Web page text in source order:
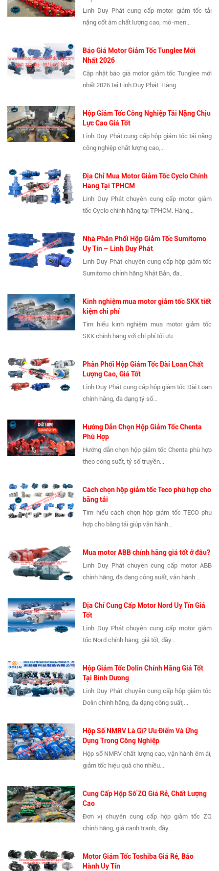
Linh Duy Phát cung cấp motor giảm tốc tải
nặng cốt âm chất lượng cao, mô-men...
Báo Giá Motor Giảm Tốc Tunglee Mới
Nhất 2026
Cập nhật báo giá motor giảm tốc Tunglee mới
nhất 2026 tại Linh Duy Phát. Hàng...
Hộp Giảm Tốc Công Nghiệp Tải Nặng Chịu
Lực Cao Giá Tốt
Linh Duy Phát cung cấp hộp giảm tốc tải nặng
công nghiệp chất lượng cao,...
Địa Chỉ Mua Motor Giảm Tốc Cyclo Chính
Hãng Tại TPHCM
Linh Duy Phát chuyên cung cấp motor giảm
tốc Cyclo chính hãng tại TPHCM. Hàng...
Nhà Phân Phối Hộp Giảm Tốc Sumitomo
Uy Tín – Linh Duy Phát
Linh Duy Phát chuyên cung cấp hộp giảm tốc
Sumitomo chính hãng Nhật Bản, đa...
Kinh nghiệm mua motor giảm tốc SKK tiết
kiệm chi phí
Tìm hiểu kinh nghiệm mua motor giảm tốc
SKK chính hãng với chi phí tối ưu....
Phân Phối Hộp Giảm Tốc Đài Loan Chất
Lượng Cao, Giá Tốt
Linh Duy Phát cung cấp hộp giảm tốc Đài Loan
chính hãng, đa dạng tỷ số...
Hướng Dẫn Chọn Hộp Giảm Tốc Chenta
Phù Hợp
Hướng dẫn chọn hộp giảm tốc Chenta phù hợp
theo công suất, tỷ số truyền...
Cách chọn hộp giảm tốc Teco phù hợp cho
băng tải
Tìm hiểu cách chọn hộp giảm tốc TECO phù
hợp cho băng tải giúp vận hành...
Mua motor ABB chính hãng giá tốt ở đâu?
Linh Duy Phát chuyên cung cấp motor ABB
chính hãng, đa dạng công suất, vận hành...
Địa Chỉ Cung Cấp Motor Nord Uy Tín Giá
Tốt
Linh Duy Phát chuyên cung cấp motor giảm
tốc Nord chính hãng, giá tốt, đầy...
Hộp Giảm Tốc Dolin Chính Hãng Giá Tốt
Tại Bình Dương
Linh Duy Phát chuyên cung cấp hộp giảm tốc
Dolin chính hãng, đa dạng công suất,...
Hộp Số NMRV Là Gì? Ưu Điểm Và Ứng
Dụng Trong Công Nghiệp
Hộp số NMRV chất lượng cao, vận hành êm ái,
giảm tốc hiệu quả cho nhiều...
Cung Cấp Hộp Số ZQ Giá Rẻ, Chất Lượng
Cao
Đơn vị chuyên cung cấp hộp giảm tốc ZQ
chính hãng, giá cạnh tranh, đầy...
Motor Giảm Tốc Toshiba Giá Rẻ, Bảo
Hành Uy Tín